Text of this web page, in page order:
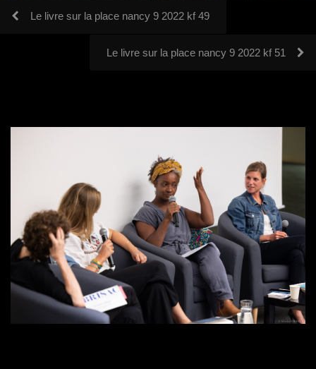
Le livre sur la place nancy 9 2022 kf 49
Le livre sur la place nancy 9 2022 kf 51